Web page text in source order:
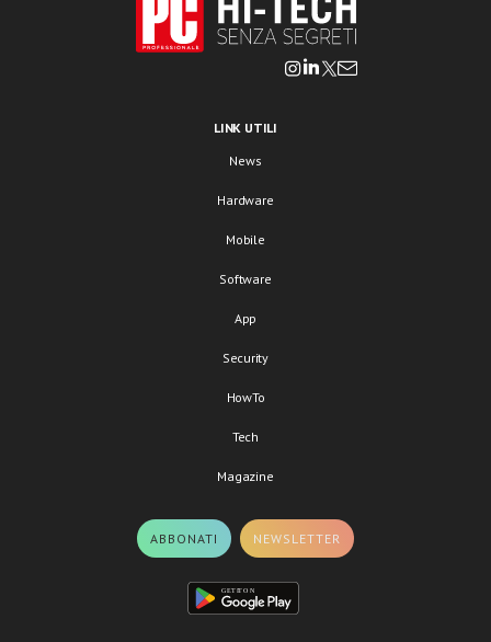
LINK UTILI
News
Hardware
Mobile
Software
App
Security
HowTo
Tech
Magazine
ABBONATI NEWSLETTER